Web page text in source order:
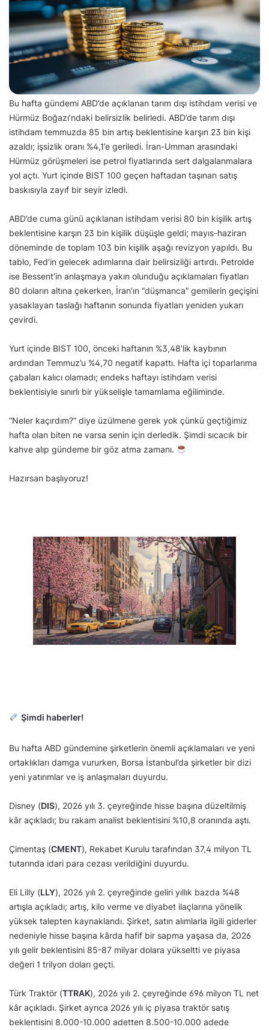
Bu hafta gündemi ABD’de açıklanan tarım dışı istihdam verisi ve
Hürmüz Boğazı’ndaki belirsizlik belirledi. ABD’de tarım dışı
istihdam temmuzda 85 bin artış beklentisine karşın 23 bin kişi
azaldı; işsizlik oranı %4,1’e geriledi. İran-Umman arasındaki
Hürmüz görüşmeleri ise petrol fiyatlarında sert dalgalanmalara
yol açtı. Yurt içinde BIST 100 geçen haftadan taşınan satış
baskısıyla zayıf bir seyir izledi.
ABD’de cuma günü açıklanan istihdam verisi 80 bin kişilik artış
beklentisine karşın 23 bin kişilik düşüşle geldi; mayıs-haziran
döneminde de toplam 103 bin kişilik aşağı revizyon yapıldı. Bu
tablo, Fed’in gelecek adımlarına dair belirsizliği artırdı. Petrolde
ise Bessent’in anlaşmaya yakın olunduğu açıklamaları fiyatları
80 doların altına çekerken, İran’ın “düşmanca” gemilerin geçişini
yasaklayan taslağı haftanın sonunda fiyatları yeniden yukarı
çevirdi.
Yurt içinde BIST 100, önceki haftanın %3,48’lik kaybının
ardından Temmuz’u %4,70 negatif kapattı. Hafta içi toparlanma
çabaları kalıcı olamadı; endeks haftayı istihdam verisi
beklentisiyle sınırlı bir yükselişle tamamlama eğiliminde.
“Neler kaçırdım?” diye üzülmene gerek yok çünkü geçtiğimiz
hafta olan biten ne varsa senin için derledik. Şimdi sıcacık bir
kahve alıp gündeme bir göz atma zamanı.
Hazırsan başlıyoruz!
Şimdi haberler!
Bu hafta ABD gündemine şirketlerin önemli açıklamaları ve yeni
ortaklıkları damga vururken, Borsa İstanbul’da şirketler bir dizi
yeni yatırımlar ve iş anlaşmaları duyurdu.
Disney (DIS), 2026 yılı 3. çeyreğinde hisse başına düzeltilmiş
kâr açıkladı; bu rakam analist beklentisini %10,8 oranında aştı.
Çimentaş (CMENT), Rekabet Kurulu tarafından 37,4 milyon TL
tutarında idari para cezası verildiğini duyurdu.
Eli Lilly (LLY), 2026 yılı 2. çeyreğinde geliri yıllık bazda %48
artışla açıkladı; artış, kilo verme ve diyabet ilaçlarına yönelik
yüksek talepten kaynaklandı. Şirket, satın alımlarla ilgili giderler
nedeniyle hisse başına kârda hafif bir sapma yaşasa da, 2026
yılı gelir beklentisini 85-87 milyar dolara yükseltti ve piyasa
değeri 1 trilyon doları geçti.
Türk Traktör (TTRAK), 2026 yılı 2. çeyreğinde 696 milyon TL net
kâr açıkladı. Şirket ayrıca 2026 yılı iç piyasa traktör satış
beklentisini 8.000-10.000 adetten 8.500-10.000 adede